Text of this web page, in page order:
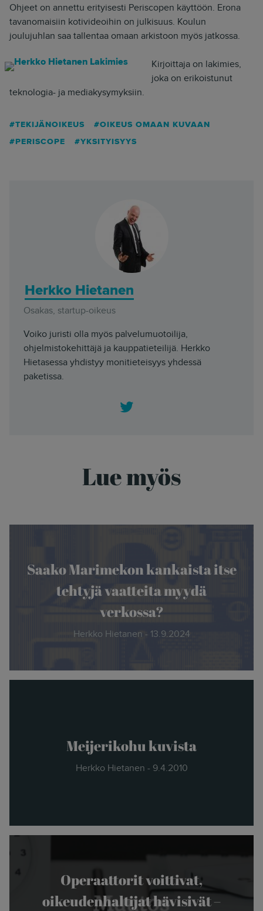
Ohjeet on annettu erityisesti Periscopen käyttöön. Erona
tavanomaisiin kotivideoihin on julkisuus. Koulun
joulujuhlan saa tallentaa omaan arkistoon myös jatkossa.
Kirjoittaja on lakimies,
joka on erikoistunut
teknologia- ja mediakysymyksiin.
TEKIJÄNOIKEUS
OIKEUS OMAAN KUVAAN
PERISCOPE
YKSITYISYYS
Herkko Hietanen
Osakas, startup-oikeus
Voiko juristi olla myös palvelumuotoilija,
ohjelmistokehittäjä ja kauppatieteilijä. Herkko
Hietasessa yhdistyy monitieteisyys yhdessä
paketissa.
Lue myös
Saako Marimekon kankaista itse
tehtyjä vaatteita myydä
verkossa?
Herkko Hietanen - 13.9.2024
Meijerikohu kuvista
Herkko Hietanen - 9.4.2010
Operaattorit voittivat,
oikeudenhaltijat hävisivät –